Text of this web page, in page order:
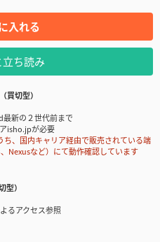
入れる
ち読み
買切型）
新の２世代前まで
isho.jpが必要
、国内キャリア経由で販売されている端
Nexusなど）にて動作確認しています
型）
るアクセス参照